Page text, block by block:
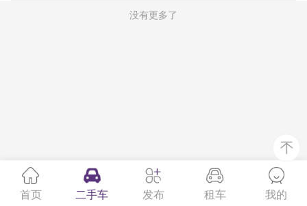
没有更多了
首页 二手车 发布 租车 我的